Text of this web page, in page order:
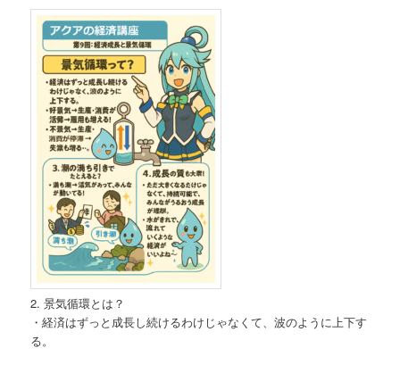
2. 景気循環とは？
・経済はずっと成長し続けるわけじゃなくて、波のように上下す
る。